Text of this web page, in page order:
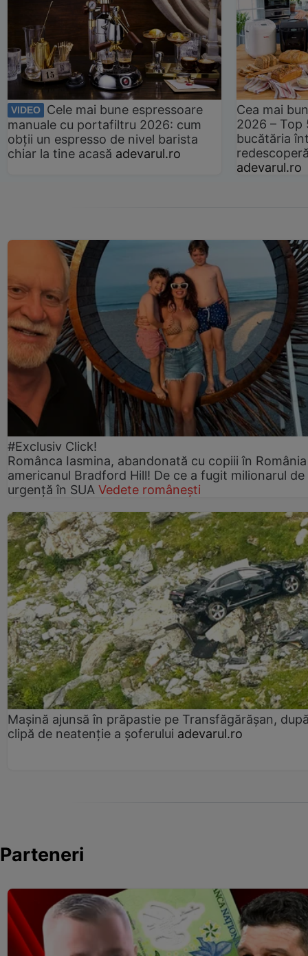
VIDEO
Cele mai bune espressoare
manuale cu portafiltru 2026: cum
obții un espresso de nivel barista
chiar la tine acasă adevarul.ro
Cea mai
2026 –
bucătăria
adevarul.ro
#Exclusiv Click!
Românca Iasmina, abandonată cu copiii în
americanul Bradford Hill! De ce a fugit milionarul de
urgență în SUA Vedete românești
Mașină ajunsă în prăpastie pe Transfăgărășan,
clipă de neatenție a șoferului adevarul.ro
Parteneri